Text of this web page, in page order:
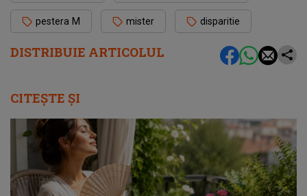
DISTRIBUIE ARTICOLUL
pestera M mister disparitie
CITEȘTE ȘI